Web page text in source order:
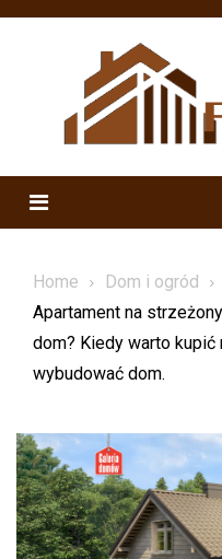
Skip
Menu
Home
Dom i ogród
Apartament na
dom? Kiedy warto
wybudować dom.